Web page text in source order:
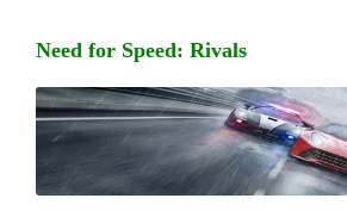
Need for Speed: Rivals